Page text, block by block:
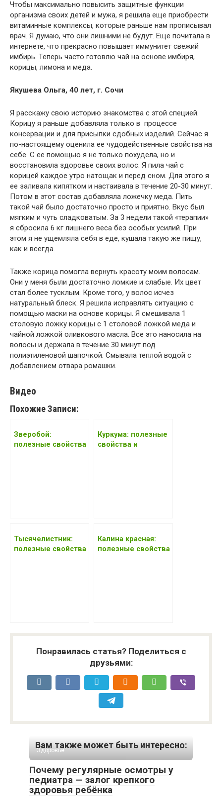
Чтобы максимально повысить защитные функции
организма своих детей и мужа, я решила еще приобрести
витаминные комплексы, которые раньше нам прописывал
врач. Я думаю, что они лишними не будут. Еще почитала в
интернете, что прекрасно повышает иммунитет свежий
имбирь. Теперь часто готовлю чай на основе имбиря,
корицы, лимона и меда.
Якушева Ольга, 40 лет, г. Сочи
Я расскажу свою историю знакомства с этой специей.
Корицу я раньше добавляла только в процессе
консервации и для присыпки сдобных изделий. Сейчас я
по-настоящему оценила ее чудодейственные свойства на
себе. С ее помощью я не только похудела, но и
восстановила здоровье своих волос. Я пила чай с
корицей каждое утро натощак и перед сном. Для этого я
ее заливала кипятком и настаивала в течение 20-30 минут.
Потом в этот состав добавляла ложечку меда. Пить
такой чай было достаточно просто и приятно. Вкус был
мягким и чуть сладковатым. За 3 недели такой «терапии»
я сбросила 6 кг лишнего веса без особых усилий. При
этом я не ущемляла себя в еде, кушала такую же пищу,
как и всегда.
Также корица помогла вернуть красоту моим волосам.
Они у меня были достаточно ломкие и слабые. Их цвет
стал более тусклым. Кроме того, у волос исчез
натуральный блеск. Я решила исправлять ситуацию с
помощью маски на основе корицы. Я смешивала 1
столовую ложку корицы с 1 столовой ложкой меда и
чайной ложкой оливкового масла. Все это наносила на
волосы и держала в течение 30 минут под
полиэтиленовой шапочкой. Смывала теплой водой с
добавлением отвара ромашки.
Видео
Похожие Записи:
Зверобой:
полезные свойства
Куркума: полезные
свойства и
Тысячелистник:
полезные свойства
Калина красная:
полезные свойства
Понравилась статья? Поделиться с
друзьями:
Вам также может быть интересно:
Здоровье
Почему регулярные осмотры у
педиатра — залог крепкого
здоровья ребёнка